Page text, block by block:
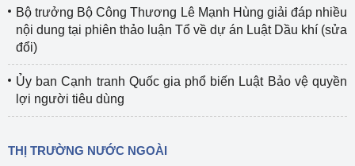
Bộ trưởng Bộ Công Thương Lê Mạnh Hùng giải đáp nhiều
nội dung tại phiên thảo luận Tổ về dự án Luật Dầu khí (sửa
đổi)
Ủy ban Cạnh tranh Quốc gia phổ biến Luật Bảo vệ quyền
lợi người tiêu dùng
THỊ TRƯỜNG NƯỚC NGOÀI